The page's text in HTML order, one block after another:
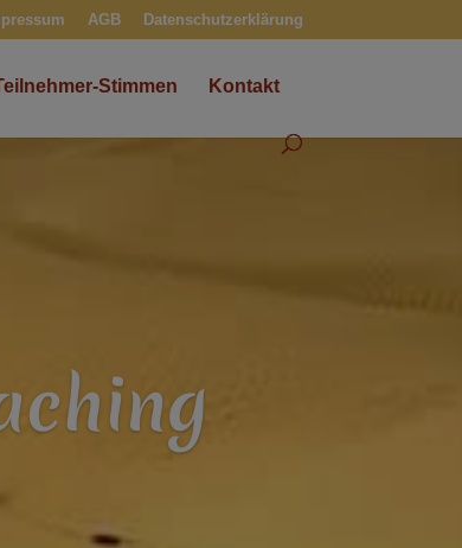
AGB Datenschutzerklärung
Stimmen Kontakt